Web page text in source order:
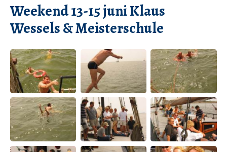
Weekend 13-15 juni Klaus
Wessels & Meisterschule